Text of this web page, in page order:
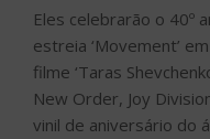
Eles celebrarão o 40º
estreia ‘Movement’
filme ‘Taras
New Order, Joy
vinil de aniversário do